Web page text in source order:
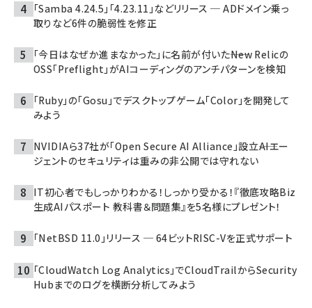
「Samba 4.24.5」「4.23.11」などリリース ─ ADドメイン乗っ
取りなど6件の脆弱性を修正
「今日はなぜか進まなかった」に名前が付いた――New Relicの
OSS「Preflight」がAIコーディングのアンチパターンを検知
「Ruby」の「Gosu」でデスクトップゲーム「Color」を開発して
みよう
NVIDIAら37社が「Open Secure AI Alliance」設立――AIエー
ジェントのセキュリティは重みの非公開では守れない
IT初心者でもしっかりわかる！しっかり受かる！『徹底攻略Biz
生成AIパスポート 教科書＆問題集』を5名様にプレゼント！
「NetBSD 11.0」リリース ─ 64ビットRISC-Vを正式サポート
「CloudWatch Log Analytics」でCloudTrailからSecurity
Hubまでのログを横断分析してみよう